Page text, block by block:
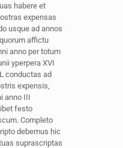
habere et
expensas
usque ad annos
affictu
anno per totum
yperpera XVI
conductas ad
expensis,
anno III
festo
Completo
debemus hic
suprascriptas